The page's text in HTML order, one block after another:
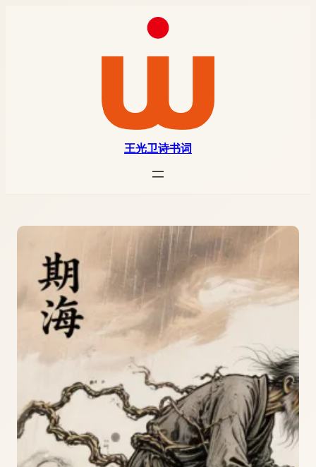
王光卫诗书词